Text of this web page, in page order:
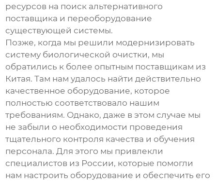
ресурсов на поиск альтернативного
поставщика и переоборудование
существующей системы.
Позже, когда мы решили модернизировать
систему биологической очистки, мы
обратились к более опытным поставщикам из
Китая. Там нам удалось найти действительно
качественное оборудование, которое
полностью соответствовало нашим
требованиям. Однако, даже в этом случае мы
не забыли о необходимости проведения
тщательного контроля качества и обучения
персонала. Для этого мы привлекли
специалистов из России, которые помогли
нам настроить оборудование и обеспечить его